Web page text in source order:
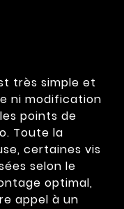
très simple et
ni modification
points de
Toute la
certaines vis
selon le
optimal,
appel à un